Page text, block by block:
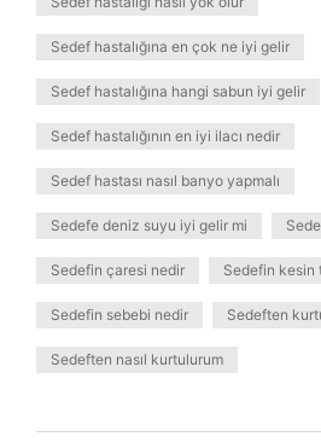
Sedef hastalığına en çok ne iyi gelir
Sedef hastalığına hangi sabun iyi gelir
Sedef hastalığının en iyi ilacı nedir
Sedef hastası nasıl banyo yapmalı
Sedefe deniz suyu iyi gelir mi
Sedefin çaresi nedir Sedefin kesin
Sedefin sebebi nedir Sedeften
Sedeften nasıl kurtulurum